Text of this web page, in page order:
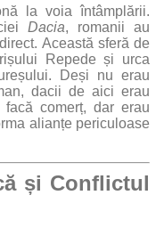
la voia întâmplării.
Dacia, romanii au
Această sferă de
Repede și urca
Deși nu erau
dacii de aici erau
comerț, dar erau
alianțe periculoase
și Conflictul